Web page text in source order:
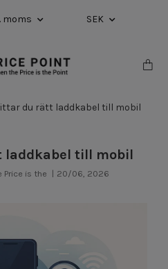
moms SEK
du rätt laddkabel till mobil
till mobil
Price is the | 20/06, 2026